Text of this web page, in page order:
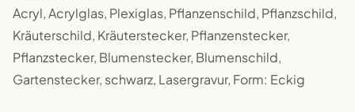
Acryl, Acrylglas, Plexiglas, Pflanzenschild, Pflanzschild,
Kräuterschild, Kräuterstecker, Pflanzenstecker,
Pflanzstecker, Blumenstecker, Blumenschild,
Gartenstecker, schwarz, Lasergravur, Form: Eckig